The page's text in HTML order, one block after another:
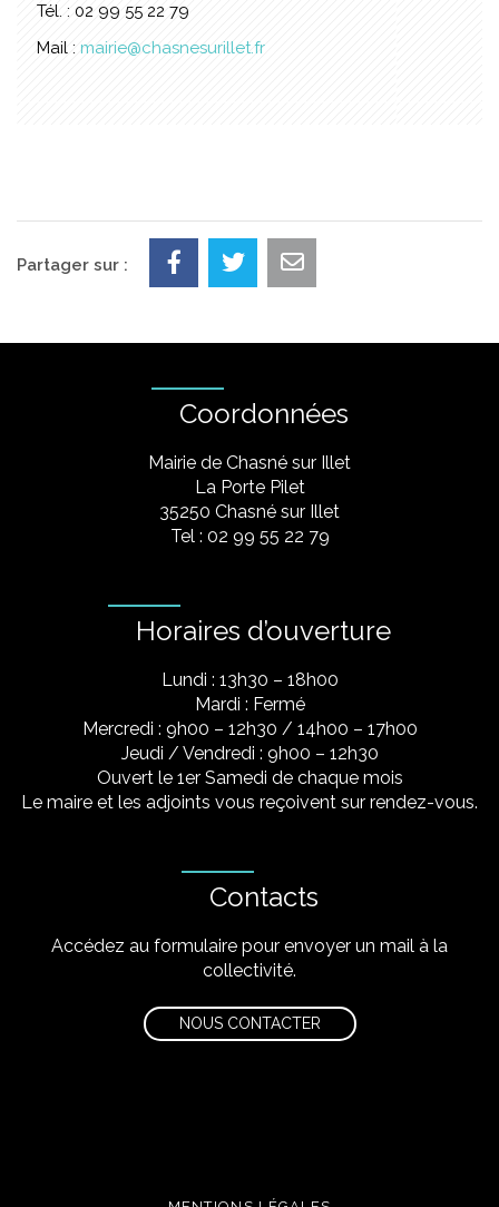
Tél. : 02 99 55 22 79
Mail : mairie@chasnesurillet.fr
Partager sur :
Coordonnées
Mairie de Chasné sur Illet
La Porte Pilet
35250 Chasné sur Illet
Tel : 02 99 55 22 79
Horaires d’ouverture
Lundi : 13h30 – 18h00
Mardi : Fermé
Mercredi : 9h00 – 12h30 / 14h00 – 17h00
Jeudi / Vendredi : 9h00 – 12h30
Ouvert le 1er Samedi de chaque mois
Le maire et les adjoints vous reçoivent sur rendez-vous.
Contacts
Accédez au formulaire pour envoyer un mail à la
collectivité.
NOUS CONTACTER